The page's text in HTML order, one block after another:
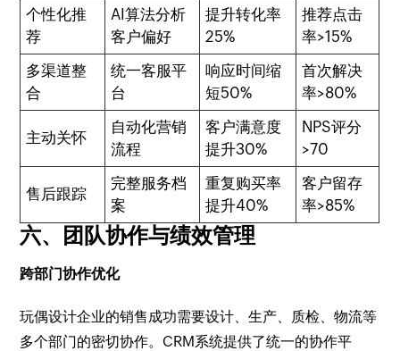
个性化推
荐
AI算法分析
客户偏好
提升转化率
25%
推荐点击
率>15%
多渠道整
合
统一客服平
台
响应时间缩
短50%
首次解决
率>80%
主动关怀
自动化营销
流程
客户满意度
提升30%
NPS评分
>70
售后跟踪
完整服务档
案
重复购买率
提升40%
客户留存
率>85%
六、团队协作与绩效管理
跨部门协作优化
玩偶设计企业的销售成功需要设计、生产、质检、物流等
多个部门的密切协作。CRM系统提供了统一的协作平